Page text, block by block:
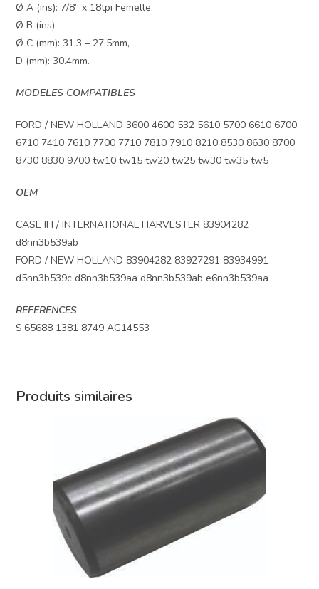
Ø A (ins): 7/8” x 18tpi Femelle,
Ø B (ins)
Ø C (mm): 31.3 – 27.5mm,
D (mm): 30.4mm.
MODELES COMPATIBLES
FORD / NEW HOLLAND 3600 4600 532 5610 5700 6610 6700
6710 7410 7610 7700 7710 7810 7910 8210 8530 8630 8700
8730 8830 9700 tw10 tw15 tw20 tw25 tw30 tw35 tw5
OEM
CASE IH / INTERNATIONAL HARVESTER 83904282
d8nn3b539ab
FORD / NEW HOLLAND 83904282 83927291 83934991
d5nn3b539c d8nn3b539aa d8nn3b539ab e6nn3b539aa
REFERENCES
S.65688 1381 8749 AG14553
Produits similaires